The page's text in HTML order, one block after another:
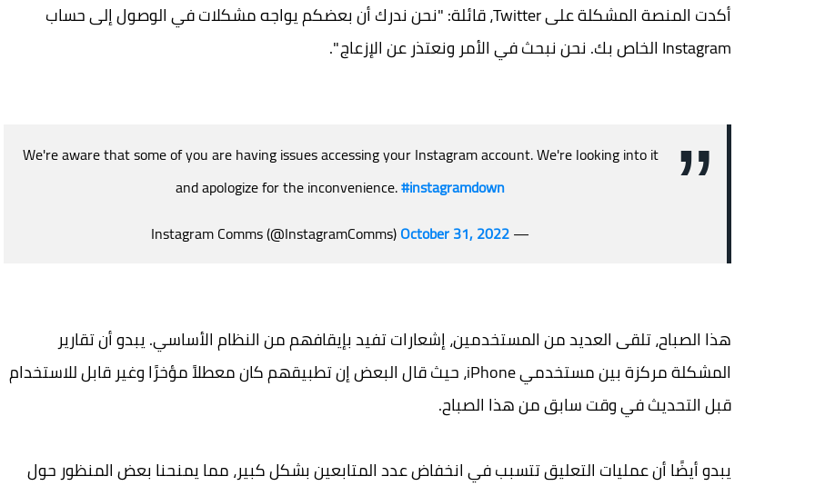
أكدت المنصة المشكلة على Twitter، قائلة: "نحن ندرك أن بعضكم يواجه مشكلات في الوصول إلى حساب
Instagram الخاص بك. نحن نبحث في الأمر ونعتذر عن الإزعاج ".
We're aware that some of you are having issues accessing your Instagram account. We're looking into it
and apologize for the inconvenience.#instagramdown
— Instagram Comms (@InstagramComms)
October 31, 2022
هذا الصباح، تلقى العديد من المستخدمين، إشعارات تفيد بإيقافهم من النظام الأساسي. يبدو أن تقارير
المشكلة مركزة بين مستخدمي iPhone، حيث قال البعض إن تطبيقهم كان معطلاً مؤخرًا وغير قابل للاستخدام
قبل التحديث في وقت سابق من هذا الصباح.
يبدو أيضًا أن عمليات التعليق تتسبب في انخفاض عدد المتابعين بشكل كبير، مما يمنحنا بعض المنظور حول